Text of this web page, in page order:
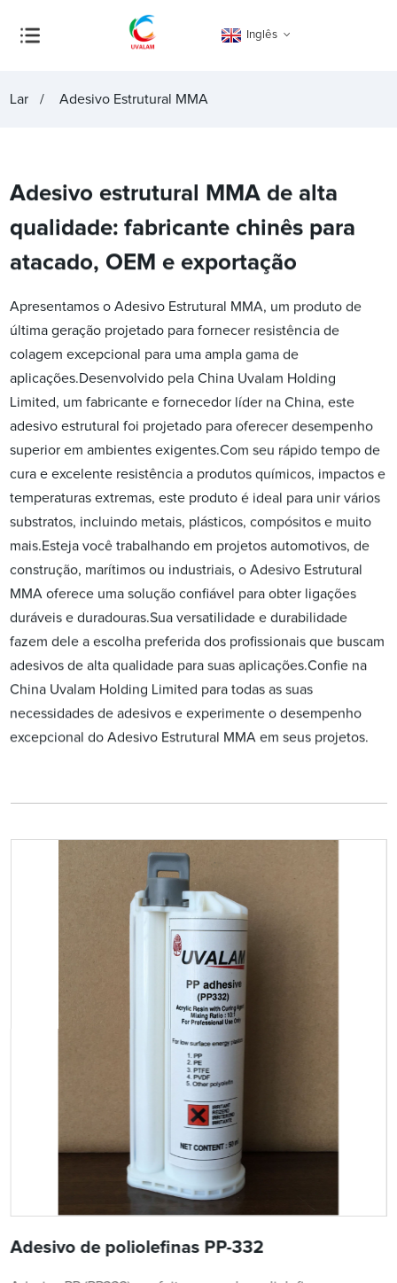
Inglês
Lar Adesivo Estrutural MMA
Adesivo estrutural MMA de alta
qualidade: fabricante chinês para
atacado, OEM e exportação
Apresentamos o Adesivo Estrutural MMA, um produto de
última geração projetado para fornecer resistência de
colagem excepcional para uma ampla gama de
aplicações.Desenvolvido pela China Uvalam Holding
Limited, um fabricante e fornecedor líder na China, este
adesivo estrutural foi projetado para oferecer desempenho
superior em ambientes exigentes.Com seu rápido tempo de
cura e excelente resistência a produtos químicos, impactos e
temperaturas extremas, este produto é ideal para unir vários
substratos, incluindo metais, plásticos, compósitos e muito
mais.Esteja você trabalhando em projetos automotivos, de
construção, marítimos ou industriais, o Adesivo Estrutural
MMA oferece uma solução confiável para obter ligações
duráveis ​​e duradouras.Sua versatilidade e durabilidade
fazem dele a escolha preferida dos profissionais que buscam
adesivos de alta qualidade para suas aplicações.Confie na
China Uvalam Holding Limited para todas as suas
necessidades de adesivos e experimente o desempenho
excepcional do Adesivo Estrutural MMA em seus projetos.
Adesivo de poliolefinas PP-332